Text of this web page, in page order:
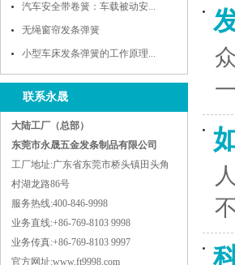
汽车安全带卷簧：车载被动安...
无绳窗帘发条弹簧
小型车床发条弹簧的工作原理...
联系永晟
大陆工厂（总部）
东莞市永晟五金发条制品有限公司
工厂地址:广东省东莞市桥头镇田头角
村湖龙路86号
服务热线:400-846-9998
业务直线:+86-769-8103 9998
业务传真:+86-769-8103 9997
官方网址:www.ft9998.com